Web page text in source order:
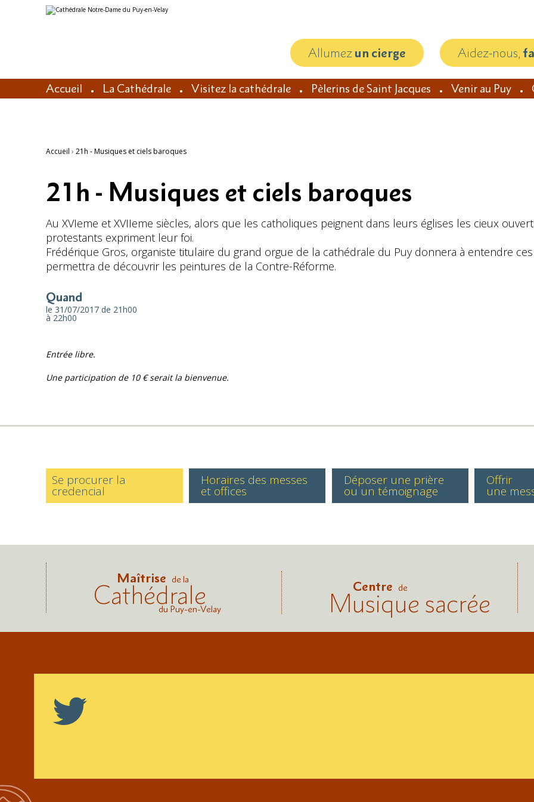
Aller
au
Outils
personnels
Allumezun cierge Aidez-nous,
Accueil La Cathédrale Visitez la cathédrale Pèlerins de Saint Jacques Venir au Puy
Accueil › 21h - Musiques et ciels baroques
21h - Musiques et ciels baroques
Au XVIeme et XVIIeme siècles, alors que les catholiques peignent dans leurs églises les cieux
protestants expriment leur foi.
Frédérique Gros, organiste titulaire du grand orgue de la cathédrale du Puy donnera à entendre
permettra de découvrir les peintures de la Contre-Réforme.
Quand
le 31/07/2017 de 21h00
à 22h00
Entrée libre.
Une participation de 10 € serait la bienvenue.
Se procurer la
credencial
Horaires des messes
et offices
Déposer une prière
ou un témoignage
Offrir
une
Maîtrise de la
Cathédrale
du Puy-en-Velay
Centre de
Musique sacrée